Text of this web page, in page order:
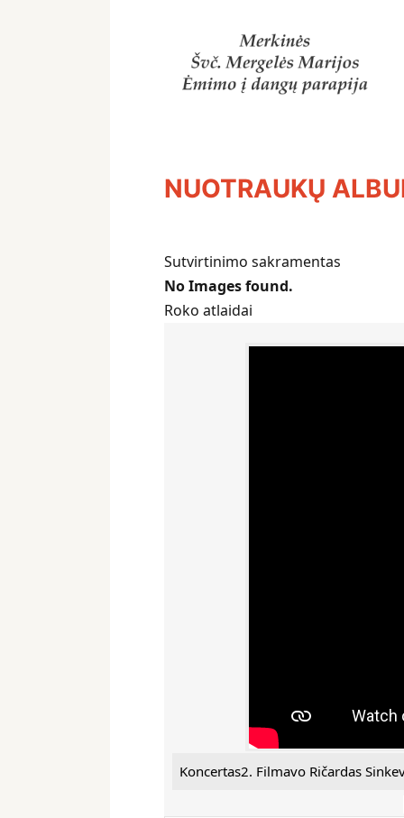
NUOTRAUKŲ
Sutvirtinimo sakramentas
No Images found.
Roko atlaidai
Koncertas2. Filmavo Ričardas